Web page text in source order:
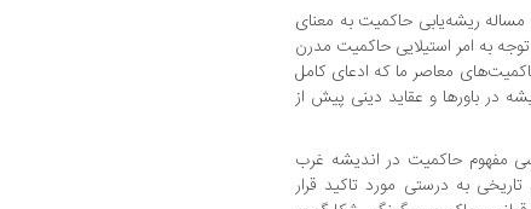
ریشه‌یابی حاکمیت به معنای
به امر استیلایی حاکمیت مدرن
معاصر ما که ادعای کامل
در باورها و عقاید دینی پیش از
مفهوم حاکمیت در اندیشه غرب
به درستی مورد تاکید قرار